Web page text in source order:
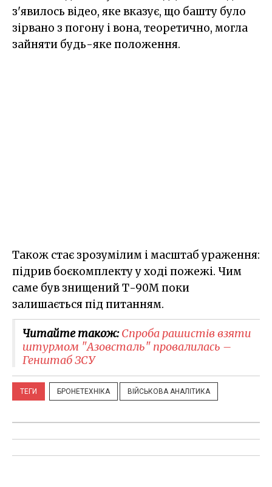
з'явилось відео, яке вказує, що башту було
зірвано з погону і вона, теоретично, могла
зайняти будь-яке положення.
Також стає зрозумілим і масштаб ураження:
підрив боєкомплекту у ході пожежі. Чим
саме був знищений Т-90М поки
залишається під питанням.
Читайте також:Спроба рашистів взяти
штурмом "Азовсталь" провалилась –
Генштаб ЗСУ
ТЕГИ БРОНЕТЕХНІКА ВІЙСЬКОВА АНАЛІТИКА